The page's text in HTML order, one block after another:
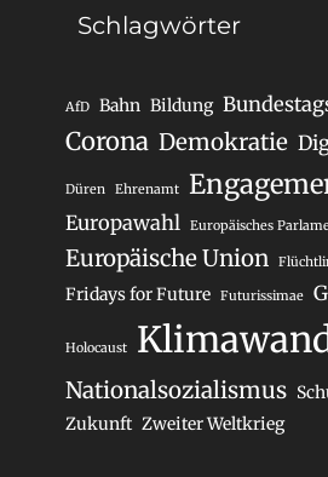
Schlagwörter
AfD Bahn Bildung
Corona Demokratie
Düren Ehrenamt
Europawahl Europäisches
Europäische Union
Fridays for Future Futurissimae
Holocaust
Nationalsozialismus
Zukunft Zweiter Weltkrieg